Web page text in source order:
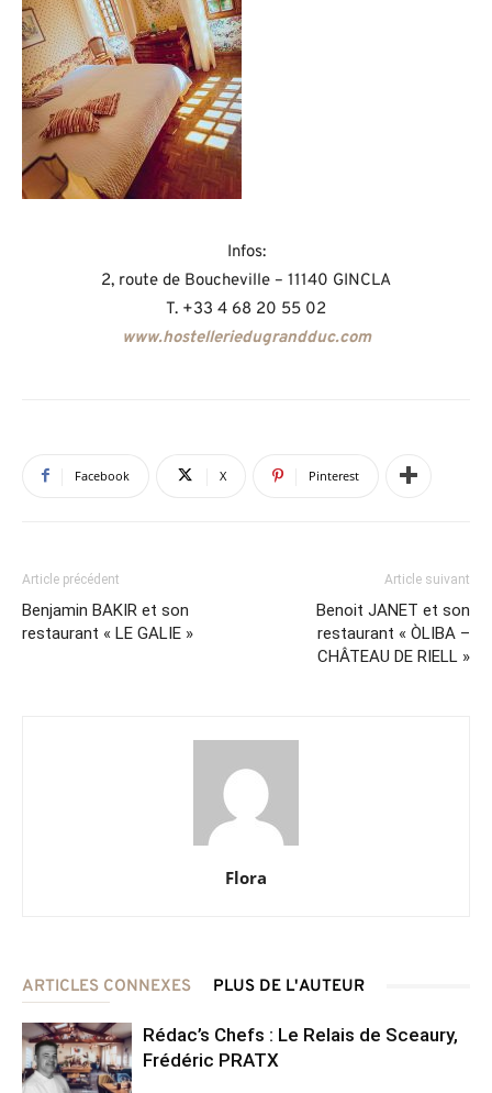
Infos:
2, route de Boucheville – 11140 GINCLA
T. +33 4 68 20 55 02
www.hostelleriedugrandduc.com
Facebook X Pinterest
Article précédent
Benjamin BAKIR et son
restaurant « LE GALIE »
Article suivant
Benoit JANET et son
restaurant « ÒLIBA –
CHÂTEAU DE RIELL »
Flora
ARTICLES CONNEXES PLUS DE L'AUTEUR
Rédac’s Chefs : Le Relais de Sceaury,
Frédéric PRATX